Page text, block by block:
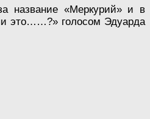
название «Меркурий» и в
это……?» голосом Эдуарда